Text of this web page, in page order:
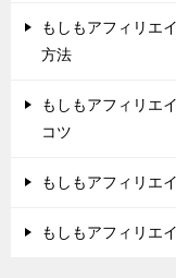
もしもアフィリエ
方法
もしもアフィリエ
コツ
もしもアフィリエ
もしもアフィリエ